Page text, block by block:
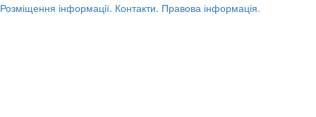
Розміщення інформації. Контакти. Правова інформація.